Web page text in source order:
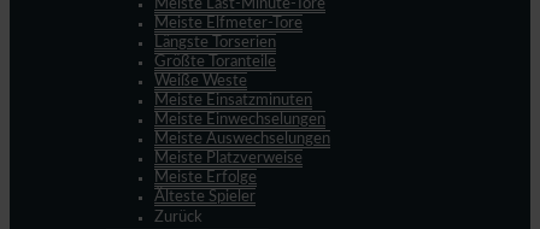
Meiste Last-Minute-Tore
Meiste Elfmeter-Tore
Längste Torserien
Größte Toranteile
Weiße Weste
Meiste Einsatzminuten
Meiste Einwechselungen
Meiste Auswechselungen
Meiste Platzverweise
Meiste Erfolge
Älteste Spieler
Zurück